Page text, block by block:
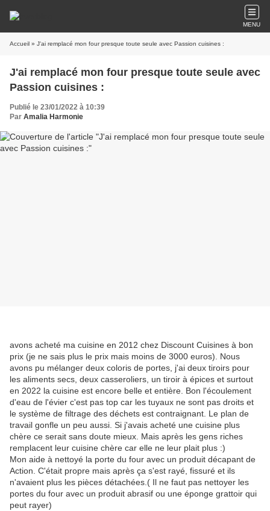
MENU
Accueil » J'ai remplacé mon four presque toute seule avec Passion cuisines :
J'ai remplacé mon four presque toute seule avec
Passion cuisines :
Publié le 23/01/2022 à 10:39
Par Amalia Harmonie
avons acheté ma cuisine en 2012 chez Discount Cuisines à bon
prix (je ne sais plus le prix mais moins de 3000 euros). Nous
avons pu mélanger deux coloris de portes, j'ai deux tiroirs pour
les aliments secs, deux casseroliers, un tiroir à épices et surtout
en 2022 la cuisine est encore belle et entière. Bon l'écoulement
d'eau de l'évier c'est pas top car les tuyaux ne sont pas droits et
le système de filtrage des déchets est contraignant. Le plan de
travail gonfle un peu aussi. Si j'avais acheté une cuisine plus
chère ce serait sans doute mieux. Mais après les gens riches
remplacent leur cuisine chère car elle ne leur plait plus :)
Mon aide à nettoyé la porte du four avec un produit décapant de
Action. C'était propre mais après ça s'est rayé, fissuré et ils
n'avaient plus les pièces détachées.( Il ne faut pas nettoyer les
portes du four avec un produit abrasif ou une éponge grattoir qui
peut rayer)